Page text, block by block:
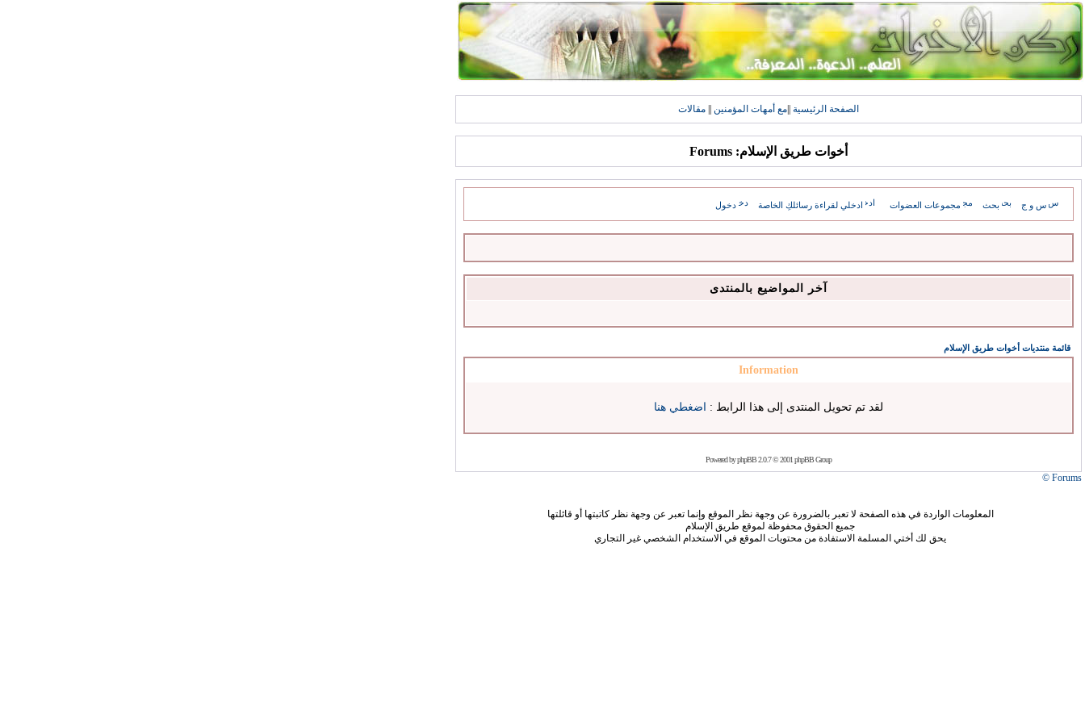
الصفحة الرئيسية مع أمهات المؤمنين مقالات
أخوات طريق الإسلام: Forums
س و ج بحث مجموعات العضوات ادخلي لقراءة رسائلكِ الخاصة دخول
آخر المواضيع بالمنتدى
قائمة منتديات أخوات طريق الإسلام
Information
لقد تم تحويل المنتدى إلى هذا الرابط : اضغطي هنا
Powered byphpBB2.0.7 © 2001 phpBB Group
Forums ©
المعلومات الواردة في هذه الصفحة لا تعبر بالضرورة عن وجهة نظر الموقع وإنما تعبر عن وجهة نظر كاتبتها أو قائلتها
جميع الحقوق محفوظة لموقع طريق الإسلام
يحق لك أختي المسلمة الاستفادة من محتويات الموقع في الاستخدام الشخصي غير التجاري